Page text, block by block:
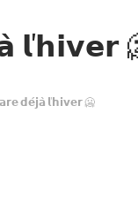
𝗱𝗲́𝗷𝗮̀ 𝗹'𝗵𝗶𝘃𝗲𝗿 🥶